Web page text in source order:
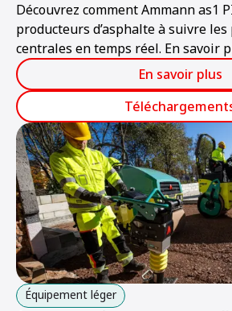
Découvrez comment Ammann as1
producteurs d’asphalte à suivre
centrales en temps réel. En savoir
En savoir plus
Équipement léger